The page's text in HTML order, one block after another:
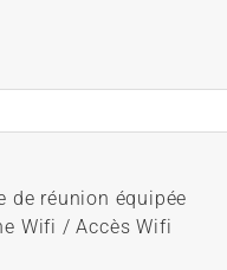
de réunion équipée
Wifi / Accès Wifi